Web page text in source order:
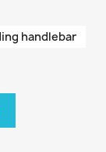
handlebar